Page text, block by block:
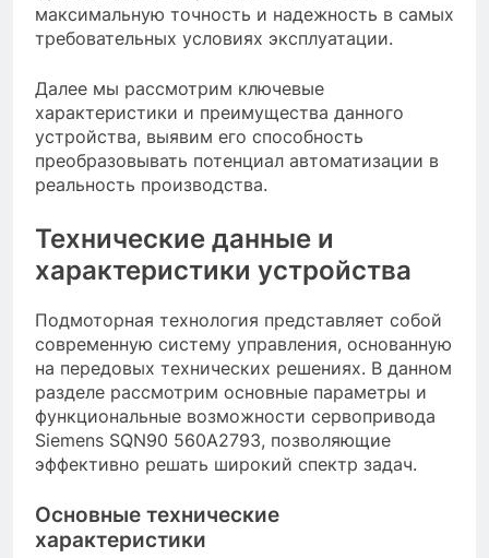
максимальную точность и надежность в самых
требовательных условиях эксплуатации.
Далее мы рассмотрим ключевые
характеристики и преимущества данного
устройства, выявим его способность
преобразовывать потенциал автоматизации в
реальность производства.
Технические данные и
характеристики устройства
Подмоторная технология представляет собой
современную систему управления, основанную
на передовых технических решениях. В данном
разделе рассмотрим основные параметры и
функциональные возможности сервопривода
Siemens SQN90 560A2793, позволяющие
эффективно решать широкий спектр задач.
Основные технические
характеристики